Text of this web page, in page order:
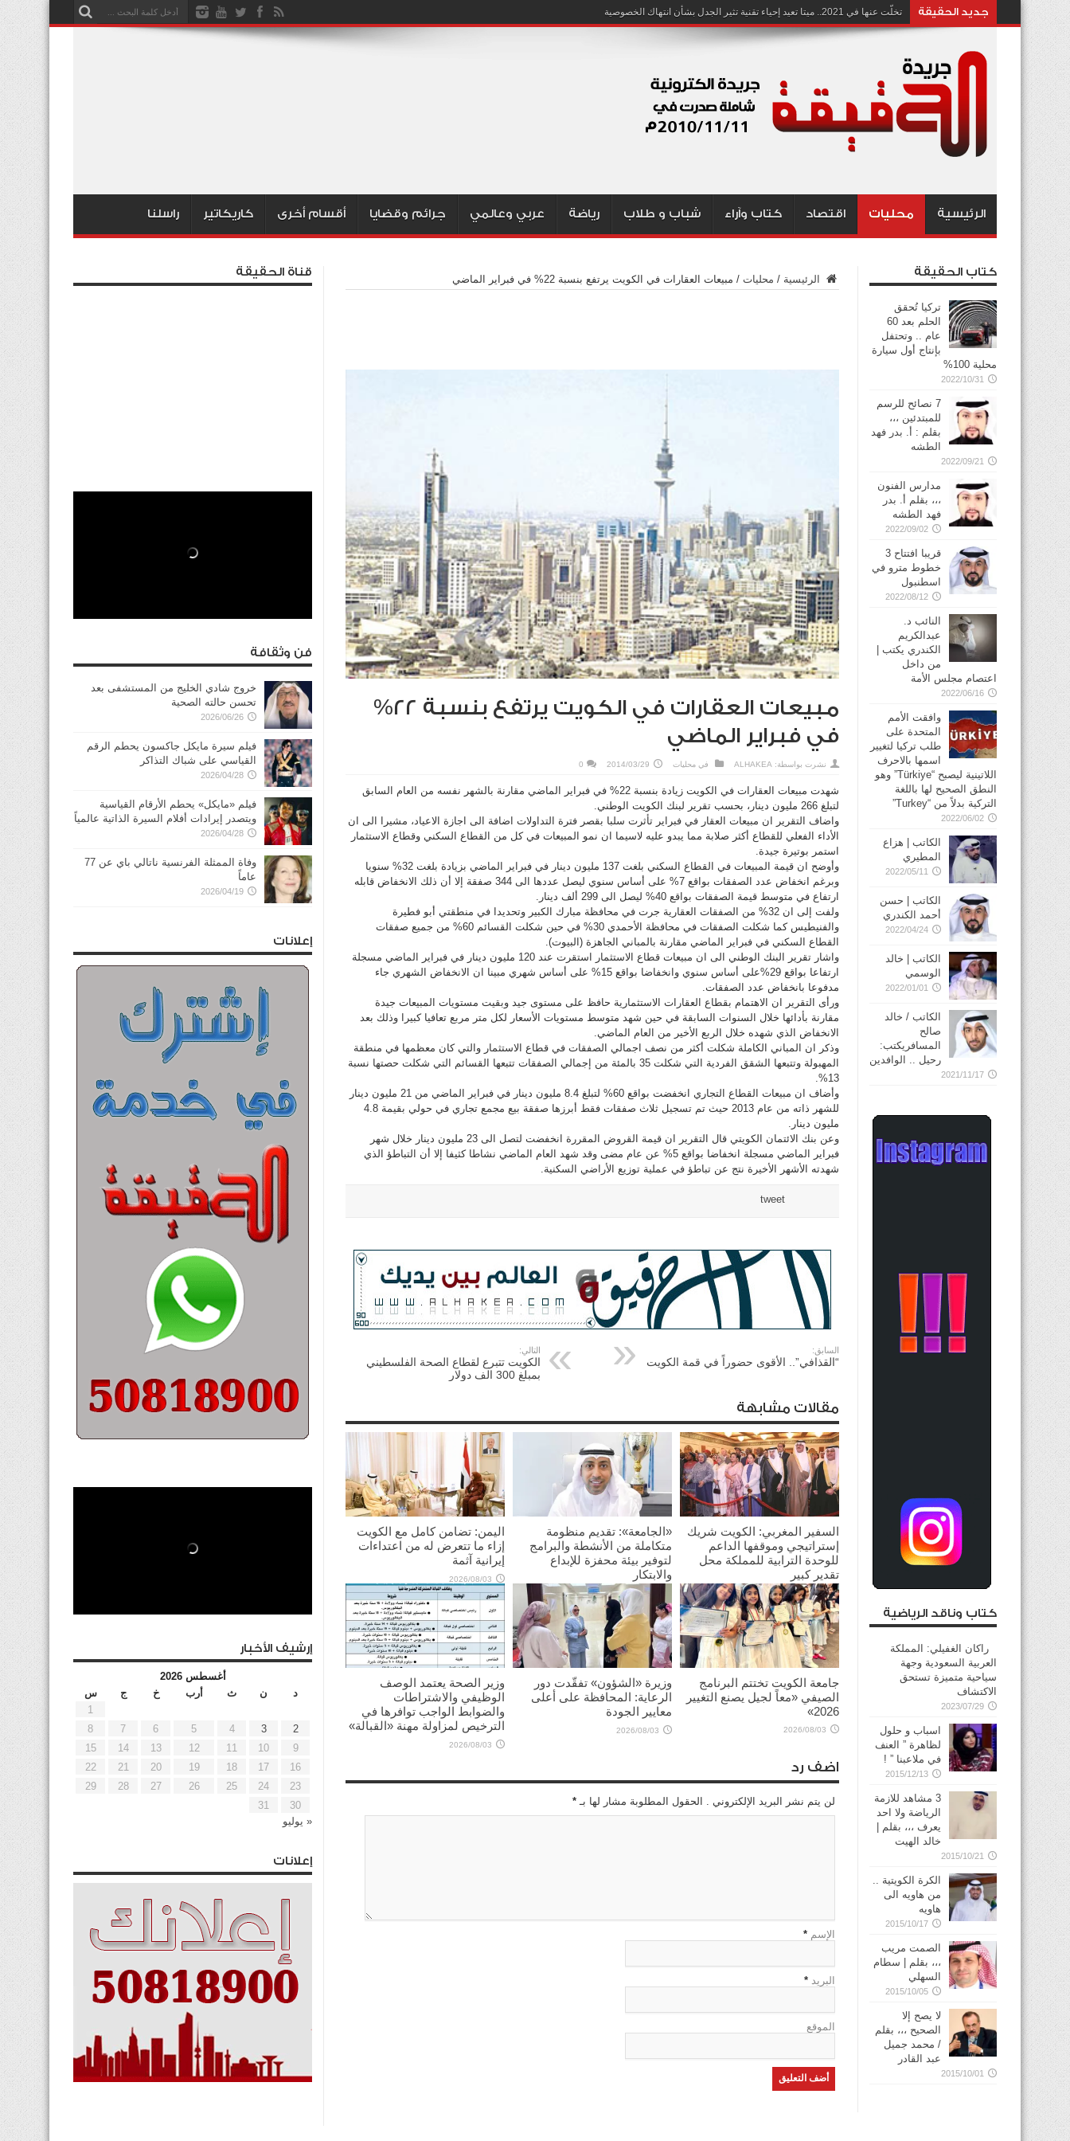
جديد الحقيقة تخلّت عنها في 2021.. ميتا تعيد إحياء تقنية تثير الجدل بشأن انتهاك الخصوصية
الرئيسية محليات اقتصاد كتاب وآراء شباب و طلاب رياضة عربي وعالمي جرائم وقضايا أقسام أخرى كاريكاتير راسلنا
الرئيسية / محليات / مبيعات العقارات في الكويت يرتفع بنسبة 22% في فبراير الماضي
مبيعات العقارات في الكويت يرتفع بنسبة 22%
في فبراير الماضي
نشرت بواسطة: ALHAKEA في محليات 2014/03/29
0
شهدت مبيعات العقارات في الكويت زيادة بنسبة 22% في فبراير الماضي مقارنة بالشهر نفسه من العام السابق
لتبلغ 266 مليون دينار، بحسب تقرير لبنك الكويت الوطني.
واضاف التقرير ان مبيعات العقار في فبراير تأثرت سلبا بقصر فترة التداولات اضافة الى اجازة الاعياد، مشيرا الى ان
الأداء الفعلي للقطاع أكثر صلابة مما يبدو عليه لاسيما ان نمو المبيعات في كل من القطاع السكني وقطاع الاستثمار
استمر بوتيرة جيدة.
وأوضح ان قيمة المبيعات في القطاع السكني بلغت 137 مليون دينار في فبراير الماضي بزيادة بلغت 32% سنويا
وبرغم انخفاض عدد الصفقات بواقع 7% على أساس سنوي ليصل عددها الى 344 صفقة إلا أن ذلك الانخفاض قابله
ارتفاع في متوسط قيمة الصفقات بواقع 40% ليصل الى 299 ألف دينار.
ولفت إلى ان 32% من الصفقات العقارية جرت في محافظة مبارك الكبير وتحديدا في منطقتي أبو فطيرة
والفنيطيس كما شكلت الصفقات في محافظة الأحمدي 30% في حين شكلت القسائم 60% من جميع صفقات
القطاع السكني في فبراير الماضي مقارنة بالمباني الجاهزة (البيوت).
واشار تقرير البنك الوطني الى ان مبيعات قطاع الاستثمار استقرت عند 120 مليون دينار في فبراير الماضي مسجلة
ارتفاعا بواقع 29%على أساس سنوي وانخفاضا بواقع 15% على أساس شهري مبينا ان الانخفاض الشهري جاء
مدفوعا بانخفاض عدد الصفقات.
ورأى التقرير ان الاهتمام بقطاع العقارات الاستثمارية حافظ على مستوى جيد وبقيت مستويات المبيعات جيدة
مقارنة بأدائها خلال السنوات السابقة في حين شهد متوسط مستويات الأسعار لكل متر مربع تعافيا كبيرا وذلك بعد
الانخفاض الذي شهده خلال الربع الأخير من العام الماضي.
وذكر ان المباني الكاملة شكلت أكثر من نصف اجمالي الصفقات في قطاع الاستثمار والتي كان معظمها في منطقة
المهبولة وتتبعها الشقق الفردية التي شكلت 35 بالمئة من إجمالي الصفقات تتبعها القسائم التي شكلت حصتها نسبة
13%.
وأضاف ان مبيعات القطاع التجاري انخفضت بواقع 60% لتبلغ 8.4 مليون دينار في فبراير الماضي من 21 مليون دينار
للشهر ذاته من عام 2013 حيث تم تسجيل ثلاث صفقات فقط أبرزها صفقة بيع مجمع تجاري في حولي بقيمة 4.8
مليون دينار.
وعن بنك الائتمان الكويتي قال التقرير ان قيمة القروض المقررة انخفضت لتصل الى 23 مليون دينار خلال شهر
فبراير الماضي مسجلة انخفاضا بواقع 5% عن عام مضى وقد شهد العام الماضي نشاطا كثيفا إلا أن التباطؤ الذي
شهدته الأشهر الأخيرة نتج عن تباطؤ في عملية توزيع الأراضي السكنية.
tweet
السابق:
“القذافي”.. الأقوى حضوراً في قمة الكويت
التالي:
الكويت تتبرع لقطاع الصحة الفلسطيني
بمبلغ 300 الف دولار
مقالات مشابهة
السفير المغربي: الكويت شريك
إستراتيجي وموقفها الداعم
للوحدة الترابية للمملكة محل
تقدير كبير
2026/08/03
«الجامعة»: تقديم منظومة
متكاملة من الأنشطة والبرامج
لتوفير بيئة محفزة للإبداع
والابتكار
2026/08/03
اليمن: تضامن كامل مع الكويت
إزاء ما تتعرض له من اعتداءات
إيرانية آثمة
2026/08/03
جامعة الكويت تختتم البرنامج
الصيفي «معاً لجيل يصنع التغيير
2026»
2026/08/03
وزيرة «الشؤون» تفقّدت دور
الرعاية: المحافظة على أعلى
معايير الجودة
2026/08/03
وزير الصحة يعتمد الوصف
الوظيفي والاشتراطات
والضوابط الواجب توافرها في
الترخيص لمزاولة مهنة «القبالة»
2026/08/03
اضف رد
لن يتم نشر البريد الإلكتروني . الحقول المطلوبة مشار لها بـ *
الإسم *
البريد *
الموقع
كتاب الحقيقة
تركيا تُحقق
الحلم بعد 60
عام .. وتحتفل
بإنتاج أول سيارة
محلية 100%
2022/10/31
7 نصائح للرسم
للمبتدئين ،،،
بقلم : أ. بدر فهد
الطشه
2022/09/21
مدارس الفنون
،،، بقلم أ. بدر
فهد الطشه
2022/09/02
قريبا افتتاح 3
خطوط مترو في
2022/08/12
النائب د.
عبدالكريم
الكندري يكتب |
من داخل
اعتصام مجلس الأمة
2022/06/16
وافقت الأمم
المتحدة على
طلب تركيا لتغيير
اسمها بالاحرف
اللاتينية ليصبح “Türkiye” وهو
النطق الصحيح لها باللغة
التركية بدلاً من “Turkey”
2022/06/02
الكاتب | هزاع
المطيري
2022/05/11
الكاتب | حسن
أحمد الكندري
2022/04/24
الكاتب | خالد
الوسمي
2022/01/01
الكاتب / خالد
صالح
المسافريكتب:
رحيل .. الوافدين
2021/11/17
كتاب وناقد الرياضية
راكان الغفيلي: المملكة
العربية السعودية وجهة
سياحية متميزة تستحق
الاكتشاف
2023/07/29
اسباب و حلول
لظاهرة ” العنف
في ملاعبنا ” !
2015/12/13
3 مشاهد للازمة
الرياضة ولا احد
يعرف ،،، بقلم |
خالد الهيت
2015/10/21
الكرة الكويتية ..
من هاويه الى
هاويه
2015/10/17
الصمت مريب
،،، بقلم | سطام
السهلي
2015/10/05
لا يصح إلا
الصحيح ،،، بقلم
/ محمد جميل
عبد القادر
2015/10/01
قناة الحقيقة
فن وثقافة
خروج شادي الخليج من المستشفى بعد
تحسن حالته الصحية
2026/06/26
فيلم سيرة مايكل جاكسون يحطم الرقم
القياسي على شباك التذاكر
2026/04/28
فيلم «مايكل» يحطم الأرقام القياسية
ويتصدر إيرادات أفلام السيرة الذاتية عالمياً
2026/04/28
وفاة الممثلة الفرنسية ناتالي باي عن 77
عاماً
2026/04/19
إعلانات
إرشيف الأخبار
أغسطس 2026
د
ن ث أرب خ ج
س
1
2
3
4
5
6
7
8
9
10
11
12
13
14
15
16
17
18
19
20
21
22
23
24
25
26
27
28
29
30
31
« يوليو
إعلانات